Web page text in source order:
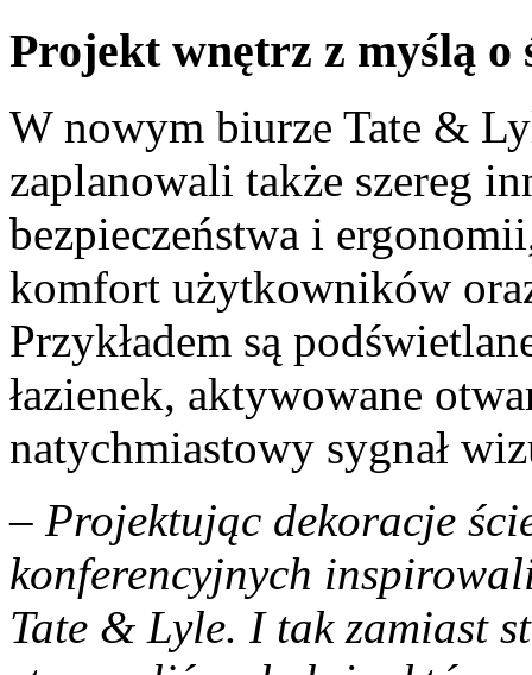
Projekt wnętrz z myślą
W nowym biurze Tate &
zaplanowali także szereg
bezpieczeństwa i
komfort użytkowników
Przykładem są
łazienek, aktywowane
natychmiastowy sygnał
– Projektując dekoracje
konferencyjnych
Tate & Lyle. I tak zamiast